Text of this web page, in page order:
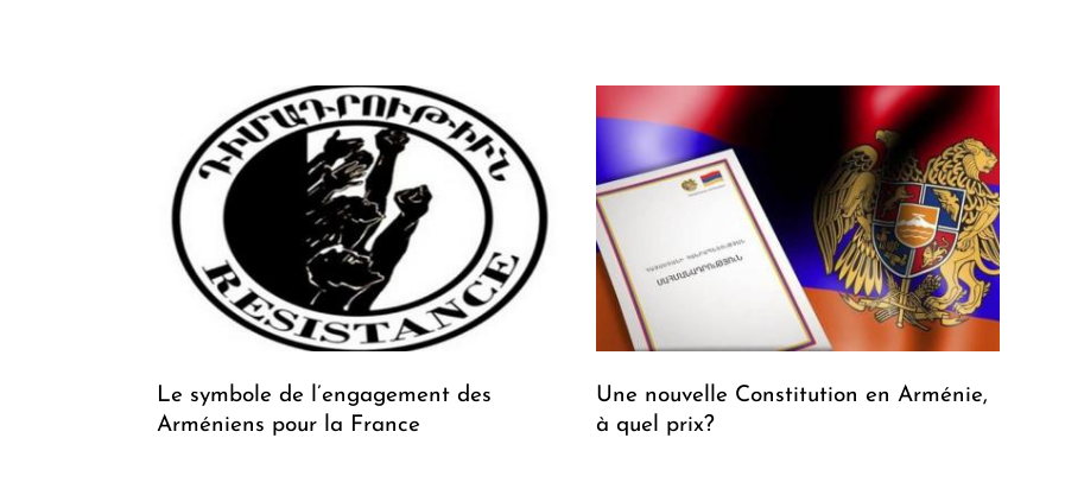
Le symbole de l’engagement des
Arméniens pour la France
Une nouvelle Constitution en Arménie,
à quel prix?